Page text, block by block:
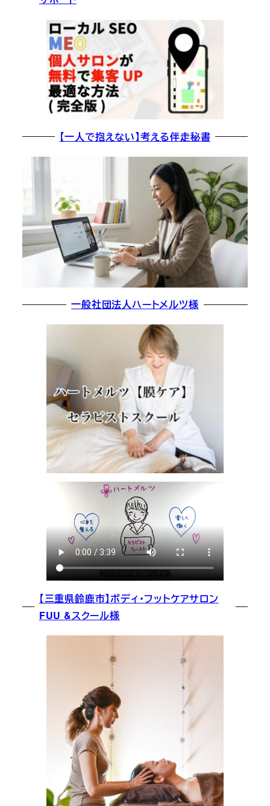
【一人で抱えない】考える伴走秘書
一般社団法人ハートメルツ様
【三重県鈴鹿市】ボディ・フットケアサロン
FUU &スクール様